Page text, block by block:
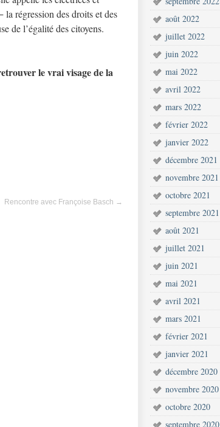
régression des droits et des
de l’égalité des citoyens.
le vrai visage de la
Rencontre avec Françoise Basch →
août 2022
juillet 2022
juin 2022
mai 2022
avril 2022
mars 2022
février 2022
janvier 2022
décembre 2021
novembre 2021
octobre 2021
septembre 2021
août 2021
juillet 2021
juin 2021
mai 2021
avril 2021
mars 2021
février 2021
janvier 2021
décembre 2020
novembre 2020
octobre 2020
septembre 2020